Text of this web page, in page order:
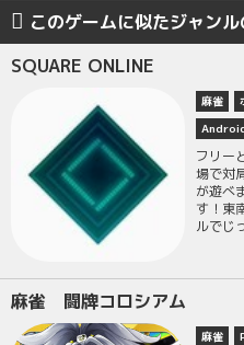
このゲームに似たジャン
SQUARE ONLINE
麻雀
フリー
場で対
が遊べ
す！東
ルでじ
麻雀 闘牌コロシアム
麻雀